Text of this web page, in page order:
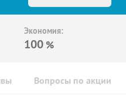
Экономия:
100 %
Вопросы по акции